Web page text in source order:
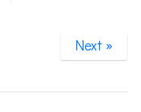
Next »